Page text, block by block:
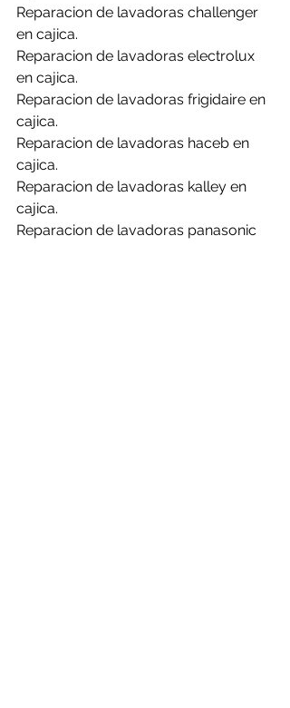
Reparacion de lavadoras challenger
en cajica.
Reparacion de lavadoras electrolux
en cajica.
Reparacion de lavadoras frigidaire en
cajica.
Reparacion de lavadoras haceb en
cajica.
Reparacion de lavadoras kalley en
cajica.
Reparacion de lavadoras panasonic